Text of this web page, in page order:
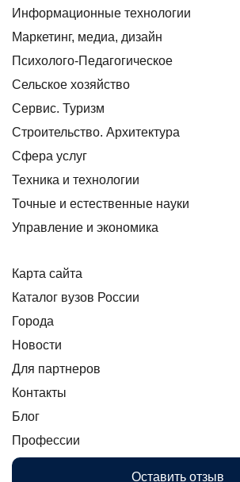
Информационные технологии
Маркетинг, медиа, дизайн
Психолого-Педагогическое
Сельское хозяйство
Сервис. Туризм
Строительство. Архитектура
Сфера услуг
Техника и технологии
Точные и естественные науки
Управление и экономика
Карта сайта
Каталог вузов России
Города
Новости
Для партнеров
Контакты
Блог
Профессии
Оставить отзыв